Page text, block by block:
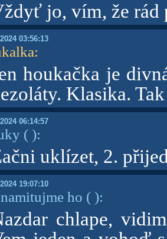
jo, vím, že rád
03:56:13
:
houkačka je
Klasika.
06:14:57
( ):
uklízet, 2.
19:07:10
ho ( ):
chlape,